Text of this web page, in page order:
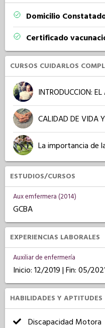
Domicilio
Certificado
CURSOS CUIDARLOS
INTRODUCCION:
CALIDAD DE VIDA
La importancia de
ESTUDIOS/CURSOS
Aux emfermera (2014)
GCBA
EXPERIENCIAS LABORALES
Auxiliar de enfermería
Inicio: 12/2019 | Fin: 05/
HABILIDADES Y APTITUDES
Discapacidad Motora